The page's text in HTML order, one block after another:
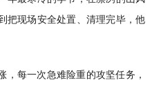
把现场安全处置、清理完毕，他
，每一次急难险重的攻坚任务，